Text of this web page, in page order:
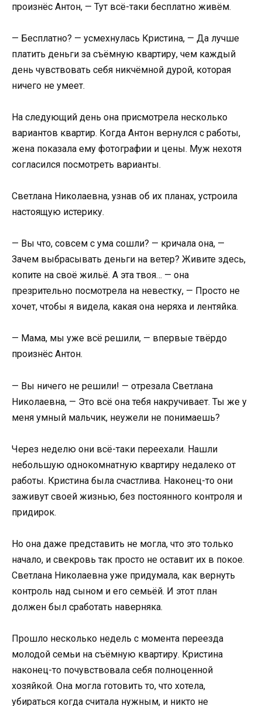
произнёс Антон, — Тут всё-таки бесплатно живём.
— Бесплатно? — усмехнулась Кристина, — Да лучше
платить деньги за съёмную квартиру, чем каждый
день чувствовать себя никчёмной дурой, которая
ничего не умеет.
На следующий день она присмотрела несколько
вариантов квартир. Когда Антон вернулся с работы,
жена показала ему фотографии и цены. Муж нехотя
согласился посмотреть варианты.
Светлана Николаевна, узнав об их планах, устроила
настоящую истерику.
— Вы что, совсем с ума сошли? — кричала она, —
Зачем выбрасывать деньги на ветер? Живите здесь,
копите на своё жильё. А эта твоя… — она
презрительно посмотрела на невестку, — Просто не
хочет, чтобы я видела, какая она неряха и лентяйка.
— Мама, мы уже всё решили, — впервые твёрдо
произнёс Антон.
— Вы ничего не решили! — отрезала Светлана
Николаевна, — Это всё она тебя накручивает. Ты же у
меня умный мальчик, неужели не понимаешь?
Через неделю они всё-таки переехали. Нашли
небольшую однокомнатную квартиру недалеко от
работы. Кристина была счастлива. Наконец-то они
заживут своей жизнью, без постоянного контроля и
придирок.
Но она даже представить не могла, что это только
начало, и свекровь так просто не оставит их в покое.
Светлана Николаевна уже придумала, как вернуть
контроль над сыном и его семьёй. И этот план
должен был сработать наверняка.
Прошло несколько недель с момента переезда
молодой семьи на съёмную квартиру. Кристина
наконец-то почувствовала себя полноценной
хозяйкой. Она могла готовить то, что хотела,
убираться когда считала нужным, и никто не